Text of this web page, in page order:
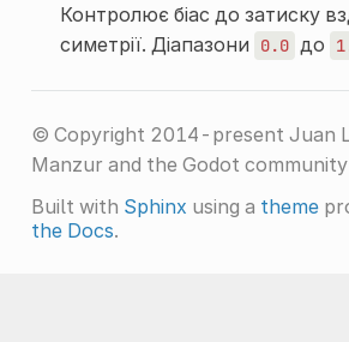
Контролює біас до затиску
симетрії. Діапазони
0.0 до
© Copyright 2014-present Juan
Manzur and the Godot community
Built with Sphinx using a theme
the Docs.